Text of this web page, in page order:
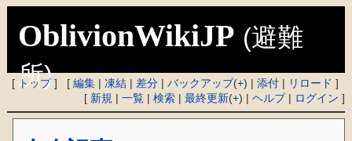
OblivionWikiJP (避難
所)
[ トップ] [編集 |凍結 | 差分 |バックアップ(+) |添付 | リロード ]
[ 新規 |一覧 |検索 |最終更新(+) |ヘルプ| ログイン ]